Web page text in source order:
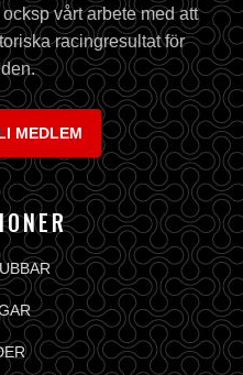
vårt arbete med att
racingresultat för
MEDLEM